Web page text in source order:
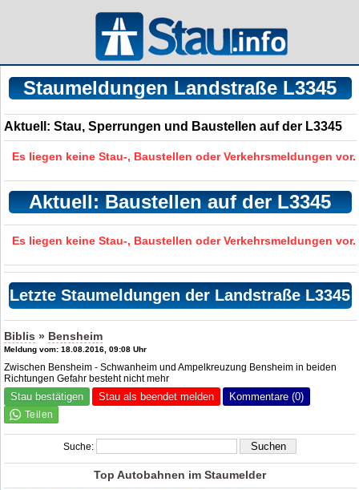
Staumeldungen Landstraße L3345
Aktuell: Stau, Sperrungen und Baustellen auf der L3345
Es liegen keine Stau-, Baustellen oder Verkehrsmeldungen vor.
Aktuell: Baustellen auf der L3345
Es liegen keine Stau-, Baustellen oder Verkehrsmeldungen vor.
Letzte Staumeldungen der Landstraße L3345
Biblis » Bensheim
Meldung vom: 18.08.2016, 09:08 Uhr
Zwischen Bensheim - Schwanheim und Ampelkreuzung Bensheim in beiden
Richtungen Gefahr besteht nicht mehr
Stau bestätigen Stau als beendet melden Kommentare (0)
Suche:
Top Autobahnen im Staumelder